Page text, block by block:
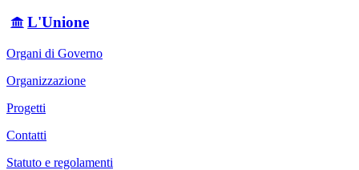
L'Unione
Organi di Governo
Organizzazione
Progetti
Contatti
Statuto e regolamenti